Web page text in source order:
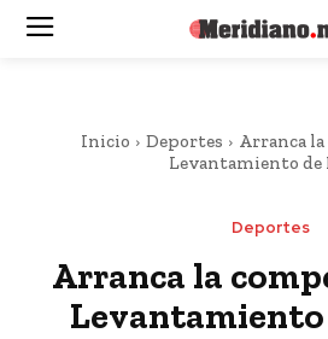
Inicio Deportes
Arranca
Levantamiento de
Deportes
Arranca la
Levantamiento